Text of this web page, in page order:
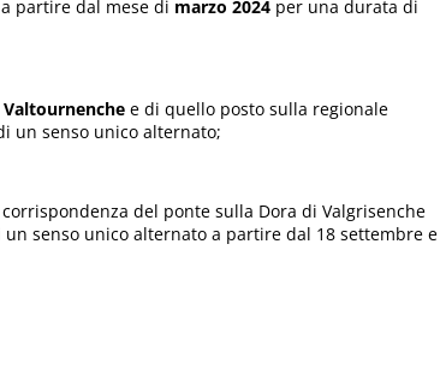
partire dal mese di marzo 2024 per una durata di
Valtournenche e di quello posto sulla regionale
un senso unico alternato;
del ponte sulla Dora di Valgrisenche
senso unico alternato a partire dal 18 settembre e